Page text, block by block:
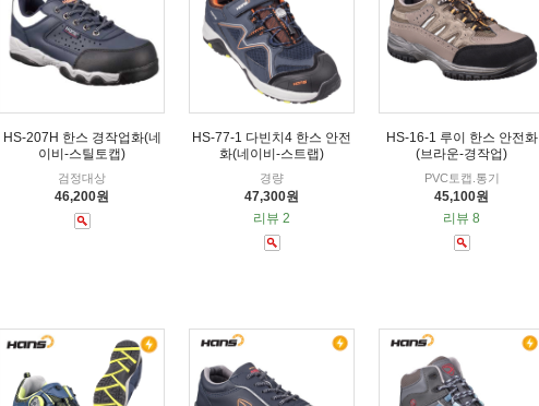
HS-207H 한스 경작업화(네
이비-스틸토캡)
검정대상
46,200원
HS-77-1 다빈치4 한스 안전
화(네이비-스트랩)
경량
47,300원
리뷰 2
HS-16-1 루이 한스 안전화
(브라운-경작업)
PVC토캡.통기
45,100원
리뷰 8